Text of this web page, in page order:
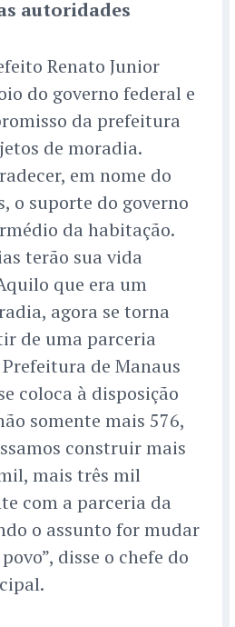
autoridades
Renato Junior
do governo federal e
da prefeitura
de moradia.
em nome do
o suporte do governo
da habitação.
terão sua vida
que era um
agora se torna
de uma parceria
de Manaus
coloca à disposição
somente mais 576,
construir mais
mais três mil
com a parceria da
o assunto for mudar
disse o chefe do